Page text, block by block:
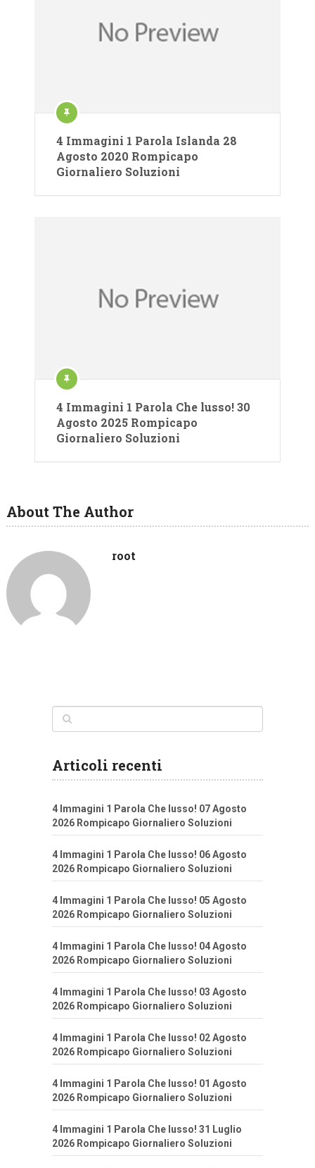
4 Immagini 1 Parola Islanda 28
Agosto 2020 Rompicapo
Giornaliero Soluzioni
4 Immagini 1 Parola Che lusso! 30
Agosto 2025 Rompicapo
Giornaliero Soluzioni
About The Author
root
Articoli recenti
4 Immagini 1 Parola Che lusso! 07 Agosto
2026 Rompicapo Giornaliero Soluzioni
4 Immagini 1 Parola Che lusso! 06 Agosto
2026 Rompicapo Giornaliero Soluzioni
4 Immagini 1 Parola Che lusso! 05 Agosto
2026 Rompicapo Giornaliero Soluzioni
4 Immagini 1 Parola Che lusso! 04 Agosto
2026 Rompicapo Giornaliero Soluzioni
4 Immagini 1 Parola Che lusso! 03 Agosto
2026 Rompicapo Giornaliero Soluzioni
4 Immagini 1 Parola Che lusso! 02 Agosto
2026 Rompicapo Giornaliero Soluzioni
4 Immagini 1 Parola Che lusso! 01 Agosto
2026 Rompicapo Giornaliero Soluzioni
4 Immagini 1 Parola Che lusso! 31 Luglio
2026 Rompicapo Giornaliero Soluzioni